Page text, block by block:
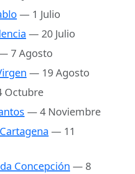
— 1 Julio
— 20 Julio
7 Agosto
— 19 Agosto
Octubre
— 4 Noviembre
— 11
Concepción — 8